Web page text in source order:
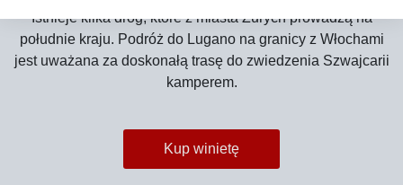
Istnieje kilka dróg, które z miasta Zurych prowadzą na
południe kraju. Podróż do Lugano na granicy z Włochami
jest uważana za doskonałą trasę do zwiedzenia Szwajcarii
kamperem.
Kup winietę